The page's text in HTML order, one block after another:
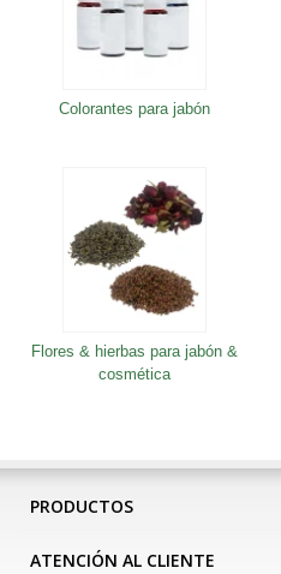
Colorantes para jabón
Flores & hierbas para jabón &
cosmética
PRODUCTOS
ATENCIÓN AL CLIENTE